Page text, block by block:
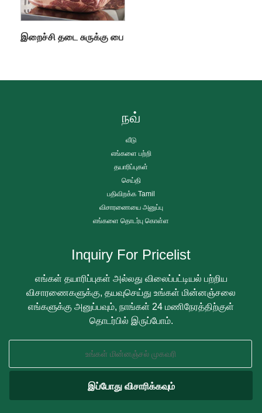
இறைச்சி தடை சுருக்கு பை
நவ்
வீடு
எங்களை பற்றி
தயாரிப்புகள்
செய்தி
பதிவிறக்க Tamil
விசாரணையை அனுப்பு
எங்களை தொடர்பு கொள்ள
Inquiry For Pricelist
எங்கள் தயாரிப்புகள் அல்லது விலைப்பட்டியல் பற்றிய
விசாரணைகளுக்கு, தயவுசெய்து உங்கள் மின்னஞ்சலை
எங்களுக்கு அனுப்பவும், நாங்கள் 24 மணிநேரத்திற்குள்
தொடர்பில் இருப்போம்.